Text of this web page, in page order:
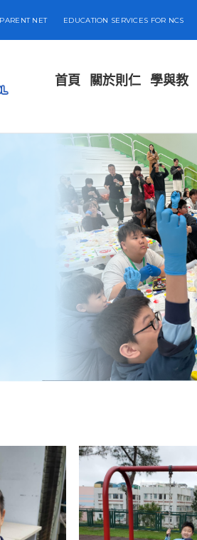
NET EDUCATION SERVICES FOR NCS
首頁 關於則仁 學與教